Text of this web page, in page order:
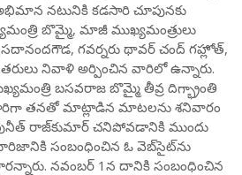
నటునికి కడసారి చూపునకు
బొమ్మై, మాజీ ముఖ్యమంత్రులు
సదానందగౌడ, గవర్నరు థావర్‌ చంద్‌ గహ్లోత్,
నివాళి అర్పించిన వారిలో ఉన్నారు.
బసవరాజ బొమ్మై తీవ్ర దిగ్భ్రాంతి
తనతో మాట్లాడిన మాటలను శనివారం
పునీత్ రాజ్‌కుమార్‌ చనిపోవడానికి ముందు
సంబంధించిన ఓ వెబ్‌సైట్‌ను
నవంబర్‌ 1న దానికి సంబంధించిన